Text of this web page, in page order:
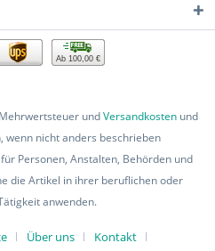
Ab 100,00 €
undVersandkostenund
wenn nicht anders beschrieben
Personen, Anstalten, Behörden und
die Artikel in ihrer beruflichen oder
anwenden.
Über uns Kontakt